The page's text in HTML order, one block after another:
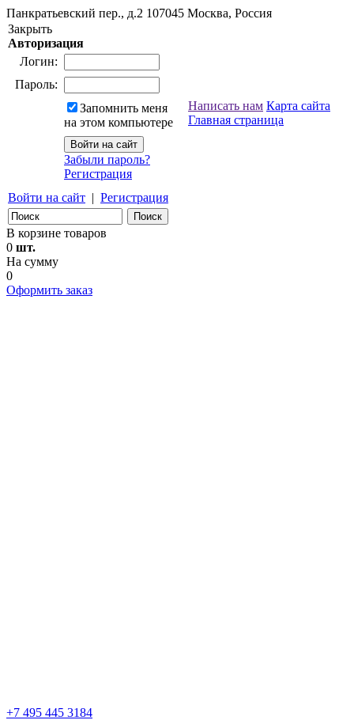
Панкратьевский пер., д.2 107045 Москва, Россия
Закрыть
Авторизация
Логин:
Пароль:
Запомнить меня
на этом компьютере
Забыли пароль?
Регистрация
Войти на сайт | Регистрация
Написать нам Карта сайта
Главная страница
В корзине товаров
0 шт.
На сумму
0
Оформить заказ
+7 495 445 3184